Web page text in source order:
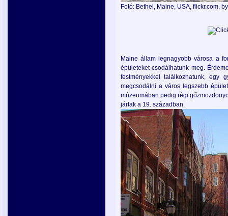
Fotó: Bethel, Maine, USA, flickr.com,
Maine állam legnagyobb városa a
épületeket csodálhatunk meg.
festményekkel találkozhatunk, egy
megcsodálni a város legszebb
múzeumában pedig régi
jártak a 19. században.